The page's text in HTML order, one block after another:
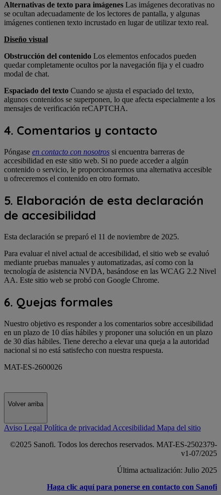
Alternativas de texto para imágenes Las imágenes decorativas no
se ocultan adecuadamente de los lectores de pantalla, y algunas
imágenes contienen texto incrustado en lugar de utilizar texto real.
Diseño visual
Obstrucción del contenido Los elementos enfocados pueden
quedar completamente ocultos por la navegación fija y el cuadro
modal de chat.
Espaciado del texto Cuando se ajusta el espaciado del texto,
algunos contenidos se superponen, lo que afecta especialmente a los
mensajes de verificación reCAPTCHA.
4. Comentarios y contacto
Póngase en contacto con nosotros si encuentra barreras de
accesibilidad en este sitio web. Si no puede acceder a algún
contenido o servicio, le proporcionaremos una alternativa accesible
u ofreceremos el contenido en otro formato.
5. Elaboración de esta declaración
de accesibilidad
Esta declaración se preparó el 11 de noviembre de 2025.
Para evaluar el nivel actual de accesibilidad, el sitio web se evaluó
mediante pruebas manuales y automatizadas, así como con la
tecnología de asistencia NVDA, basándose en las WCAG 2.2 Nivel
AA. Este sitio web se probó con Google Chrome.
6. Quejas formales
Nuestro objetivo es responder a los comentarios sobre accesibilidad
en un plazo de 10 días hábiles y proponer una solución en un plazo
de 30 días hábiles. Tiene derecho a elevar una queja a la autoridad
nacional si no está satisfecho con nuestra respuesta.
MAT-ES-2600026
Volver arriba
Aviso Legal Política de privacidad Accesibilidad Mapa del sitio
©2025 Sanofi. Todos los derechos reservados. MAT-ES-2502379-
v1-07/2025
Última actualización: Julio 2025
Haga clic aquí para ponerse en contacto con Sanofi